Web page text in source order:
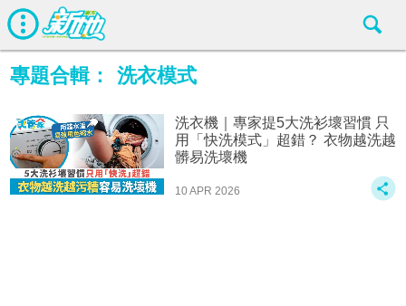
專題合輯： 洗衣模式
洗衣機｜專家提5大洗衫壞習慣 只
用「快洗模式」超錯？ 衣物越洗越
髒易洗壞機
10 APR 2026